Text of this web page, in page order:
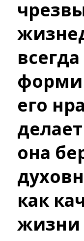
его
она
как
жизни